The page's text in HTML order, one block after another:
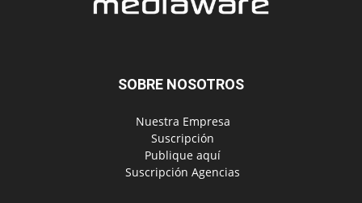
SOBRE NOSOTROS
‎ Nuestra Empresa
‎ Suscripción
‎ Publique aquí
‎ Suscripción Agencias